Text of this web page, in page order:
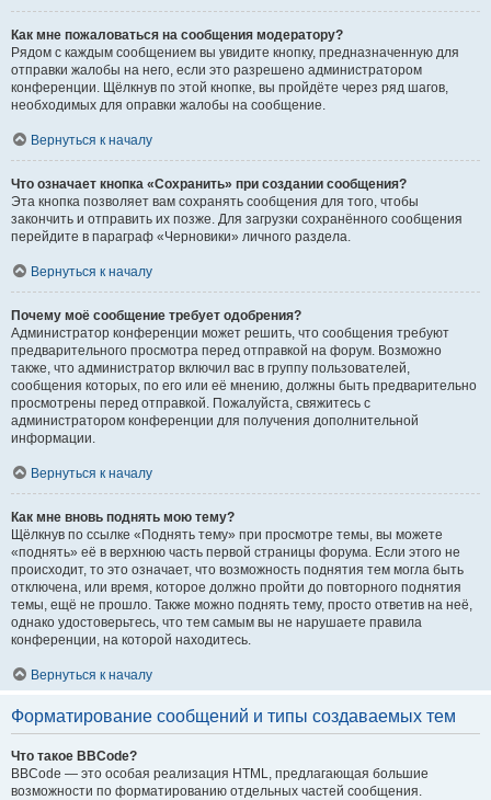
Как мне пожаловаться на сообщения модератору?
Рядом с каждым сообщением вы увидите кнопку, предназначенную для
отправки жалобы на него, если это разрешено администратором
конференции. Щёлкнув по этой кнопке, вы пройдёте через ряд шагов,
необходимых для оправки жалобы на сообщение.
Вернуться к началу
Что означает кнопка «Сохранить» при создании сообщения?
Эта кнопка позволяет вам сохранять сообщения для того, чтобы
закончить и отправить их позже. Для загрузки сохранённого сообщения
перейдите в параграф «Черновики» личного раздела.
Вернуться к началу
Почему моё сообщение требует одобрения?
Администратор конференции может решить, что сообщения требуют
предварительного просмотра перед отправкой на форум. Возможно
также, что администратор включил вас в группу пользователей,
сообщения которых, по его или её мнению, должны быть предварительно
просмотрены перед отправкой. Пожалуйста, свяжитесь с
администратором конференции для получения дополнительной
информации.
Вернуться к началу
Как мне вновь поднять мою тему?
Щёлкнув по ссылке «Поднять тему» при просмотре темы, вы можете
«поднять» её в верхнюю часть первой страницы форума. Если этого не
происходит, то это означает, что возможность поднятия тем могла быть
отключена, или время, которое должно пройти до повторного поднятия
темы, ещё не прошло. Также можно поднять тему, просто ответив на неё,
однако удостоверьтесь, что тем самым вы не нарушаете правила
конференции, на которой находитесь.
Вернуться к началу
Форматирование сообщений и типы создаваемых тем
Что такое BBCode?
BBCode — это особая реализация HTML, предлагающая большие
возможности по форматированию отдельных частей сообщения.